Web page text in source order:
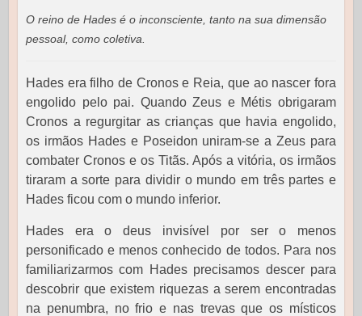
O reino de Hades é o inconsciente, tanto na sua dimensão
pessoal, como coletiva.
Hades era filho de Cronos e Reia, que ao nascer fora
engolido pelo pai. Quando Zeus e Métis obrigaram
Cronos a regurgitar as crianças que havia engolido,
os irmãos Hades e Poseidon uniram-se a Zeus para
combater Cronos e os Titãs. Após a vitória, os irmãos
tiraram a sorte para dividir o mundo em três partes e
Hades ficou com o mundo inferior.
Hades era o deus invisível por ser o menos
personificado e menos conhecido de todos. Para nos
familiarizarmos com Hades precisamos descer para
descobrir que existem riquezas a serem encontradas
na penumbra, no frio e nas trevas que os místicos